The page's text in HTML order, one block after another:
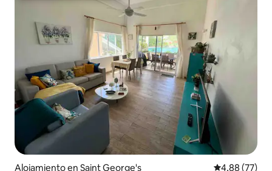
Alojamiento en Saint George's Calificación
4,88 (77)